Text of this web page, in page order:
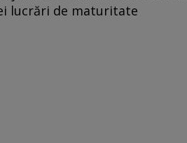
lucrări de maturitate